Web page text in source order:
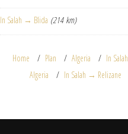
In Salah → Blida (214 km)
Home Plan Algeria
In Salah
Algeria
In Salah → Relizane